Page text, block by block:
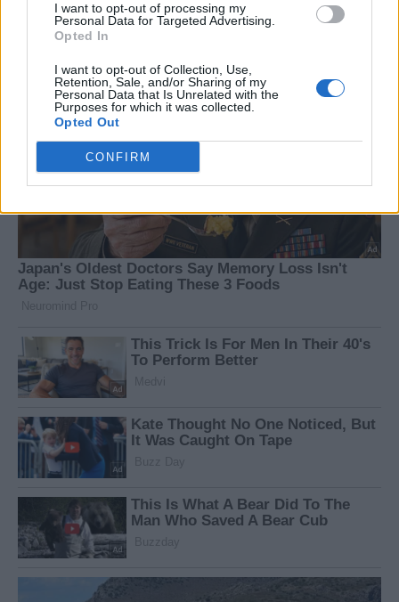
I want to opt-out of processing my
Personal Data for Targeted Advertising.
Opted In
I want to opt-out of Collection, Use,
Retention, Sale, and/or Sharing of my
Personal Data that Is Unrelated with the
Purposes for which it was collected.
Opted Out
CONFIRM